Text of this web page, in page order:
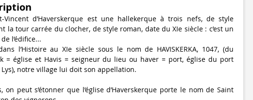
Vincent d’Haverskerque est une hallekerque à trois nefs, de style
la tour carrée du clocher, de style roman, date du XIe siècle : c’est un
l’édifice...
l’Histoire au XIe siècle sous le nom de HAVISKERKA, 1047, (du
= église et Havis = seigneur du lieu ou haver = port, église du port
notre village lui doit son appellation.
on peut s’étonner que l’église d’Haverskerque porte le nom de Saint